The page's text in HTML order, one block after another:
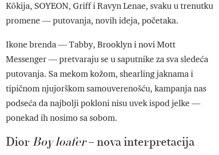
Kōkija, SOYEON, Griff i Ravyn Lenae, svaku u trenutku
promene — putovanja, novih ideja, početaka.
Ikone brenda — Tabby, Brooklyn i novi Mott
Messenger — pretvaraju se u saputnike za sva sledeća
putovanja. Sa mekom kožom, shearling jaknama i
tipičnom njujorškom samouverenošću, kampanja nas
podseća da najbolji pokloni nisu uvek ispod jelke —
ponekad ih nosimo sa sobom.
Dior Boy loafer– nova interpretacija